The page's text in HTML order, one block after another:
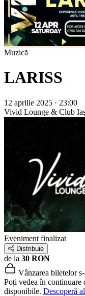
Muzică
LARISS
12 aprilie 2025 · 23:00
Vivid Lounge & Club
Eveniment finalizat
Distribuie
de la 30 RON
Vânzarea biletelor
Poți vedea în continuare
disponibile. Descoperă